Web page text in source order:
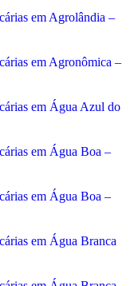
em Agrolândia –
em Agronômica –
em Água Azul do
em Água Boa –
em Água Boa –
em Água Branca